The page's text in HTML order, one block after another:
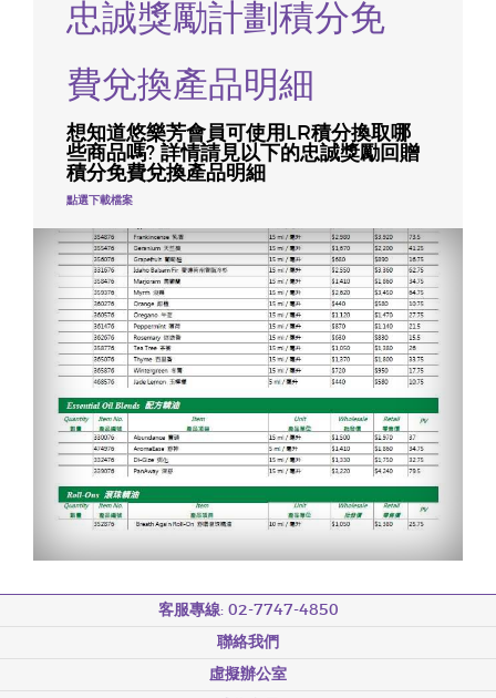
忠誠獎勵計劃積分免
費兌換產品明細
想知道悠樂芳會員可使用LR積分換取哪
些商品嗎? 詳情請見以下的忠誠獎勵回贈
積分免費兌換產品明細
點選下載檔案
客服專線: 02-7747-4850
聯絡我們
虛擬辦公室